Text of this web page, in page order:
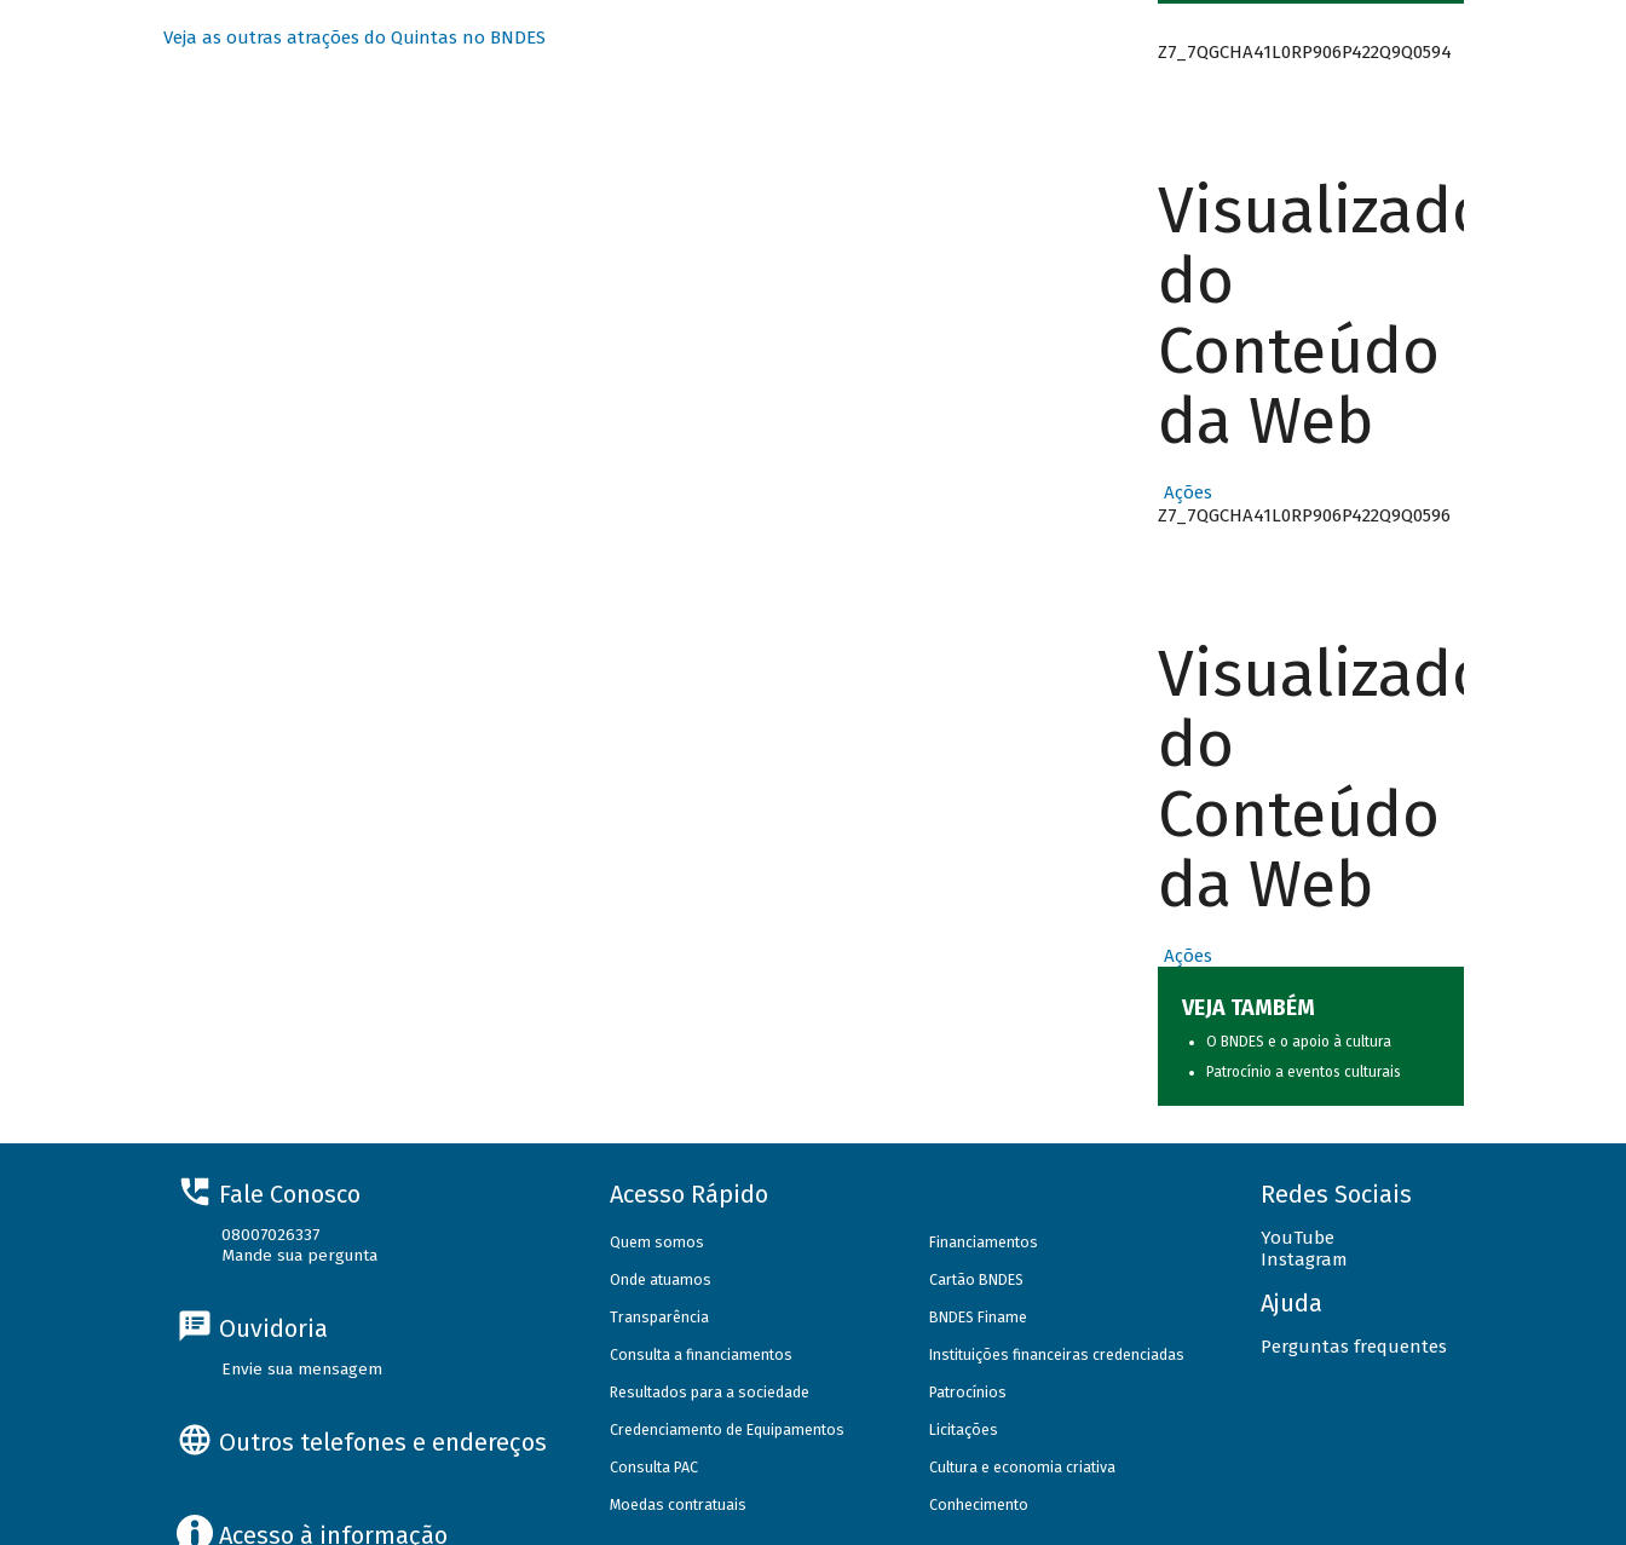
Veja as outras atrações do Quintas no BNDES
Z7_7QGCHA41L0RP906P422Q9Q0594
Visualizador
do
Conteúdo
da Web
Ações
Z7_7QGCHA41L0RP906P422Q9Q0596
Visualizador
do
Conteúdo
da Web
Ações
VEJA TAMBÉM
O BNDES e o apoio à cultura
Patrocínio a eventos culturais
Fale Conosco
08007026337
Mande sua pergunta
Ouvidoria
Envie sua mensagem
Outros telefones e endereços
Acesso à informação
Acesso Rápido
Quem somos
Onde atuamos
Transparência
Consulta a financiamentos
Resultados para a sociedade
Credenciamento de Equipamentos
Consulta PAC
Moedas contratuais
Financiamentos
Cartão BNDES
BNDES Finame
Instituições financeiras credenciadas
Patrocínios
Licitações
Cultura e economia criativa
Conhecimento
Redes Sociais
YouTube
Instagram
Ajuda
Perguntas frequentes